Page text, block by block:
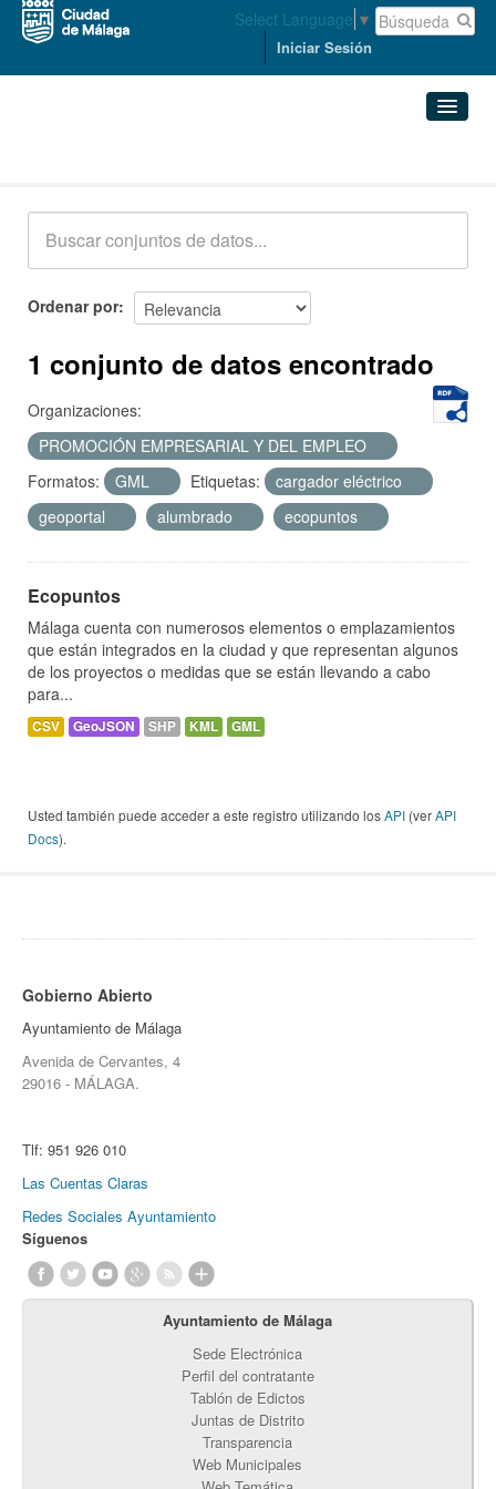
Select Language ▼
Iniciar Sesión
Acerca de
Ordenar por
1 conjunto de datos encontrado
Organizaciones:
PROMOCIÓN EMPRESARIAL Y DEL EMPLEO
Formatos:
GML Etiquetas:
cargador eléctrico
geoportal
alumbrado ecopuntos
Ecopuntos
Málaga cuenta con numerosos elementos o emplazamientos
que están integrados en la ciudad y que representan algunos
de los proyectos o medidas que se están llevando a cabo
para...
CSV GeoJSON SHP KML GML
Usted también puede acceder a este registro utilizando losAPI (verAPI
Docs).
Gobierno Abierto
Ayuntamiento de Málaga
Avenida de Cervantes, 4
29016 - MÁLAGA.
Tlf: 951 926 010
Las Cuentas Claras
Redes Sociales Ayuntamiento
Síguenos
Ayuntamiento de Málaga
Sede Electrónica
Perfil del contratante
Tablón de Edictos
Juntas de Distrito
Transparencia
Web Municipales